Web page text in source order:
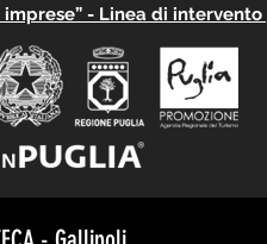
- Linea di